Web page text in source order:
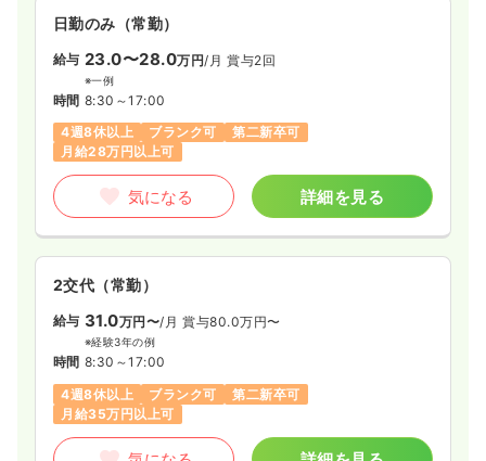
気になる
その他正看護師
日勤のみ（常勤）
給与 22.0〜28.0万円/月 賞与2回
※一例
時間 9:00～18:00（休憩60分）
気になる
日勤のみ（常勤）
給与 23.0〜28.0万円/月 賞与2回
※一例
時間 8:30～17:00
4週8休以上
ブランク可
第二新卒可
月給28万円以上可
気になる 詳細を見る
2交代（常勤）
給与 31.0万円〜/月 賞与80.0万円〜
※経験3年の例
時間 8:30～17:00
4週8休以上
ブランク可
第二新卒可
月給35万円以上可